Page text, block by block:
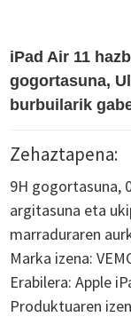
iPad Air 11
gogortasuna,
burbuilarik
Zehaztapena:
9H gogortasuna,
argitasuna eta
marraduraren
Marka izena:
Erabilera: Apple
Produktuaren